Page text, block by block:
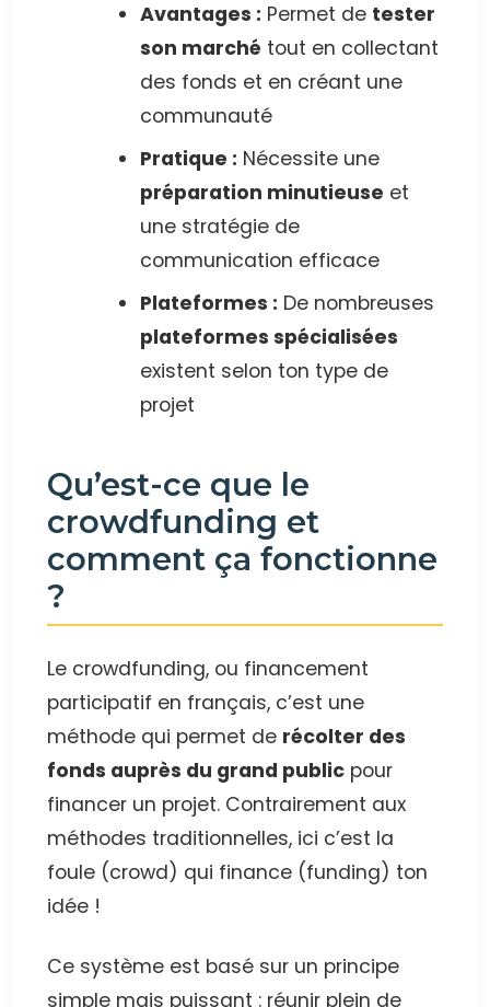
Avantages : Permet de tester
son marché tout en collectant
des fonds et en créant une
communauté
Pratique : Nécessite une
préparation minutieuse et
une stratégie de
communication efficace
Plateformes : De nombreuses
plateformes spécialisées
existent selon ton type de
projet
Qu’est-ce que le
crowdfunding et
comment ça fonctionne
?
Le crowdfunding, ou financement
participatif en français, c’est une
méthode qui permet de récolter des
fonds auprès du grand public pour
financer un projet. Contrairement aux
méthodes traditionnelles, ici c’est la
foule (crowd) qui finance (funding) ton
idée !
Ce système est basé sur un principe
simple mais puissant : réunir plein de